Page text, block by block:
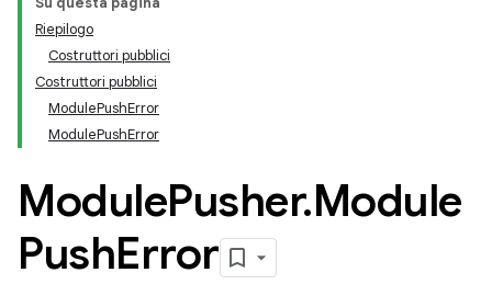
Riepilogo
Costruttori pubblici
Costruttori pubblici
ModulePushError
ModulePushError
ModulePusher.Module
PushError